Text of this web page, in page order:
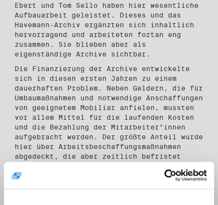
Ebert und Tom Sello haben hier wesentliche
Aufbauarbeit geleistet. Dieses und das
Havemann-Archiv ergänzten sich inhaltlich
hervorragend und arbeiteten fortan eng
zusammen. Sie blieben aber als
eigenständige Archive sichtbar.
Die Finanzierung der Archive entwickelte
sich in diesen ersten Jahren zu einem
dauerhaften Problem. Neben Geldern, die für
Umbaumaßnahmen und notwendige Anschaffungen
von geeignetem Mobiliar anfielen, mussten
vor allem Mittel für die laufenden Kosten
und die Bezahlung der Mitarbeiter*innen
aufgebracht werden. Der größte Anteil wurde
hier über Arbeitsbeschaffungsmaßnahmen
abgedeckt, die aber zeitlich befristet
mussten. Eine langfristige Planung der